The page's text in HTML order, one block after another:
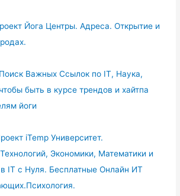
Йога Центры. Адреса. Открытие и
Важных Ссылок по IT, Наука,
быть в курсе трендов и хайтпа
йоги
iTemp Университет.
Экономики, Математики и
IT с Нуля. Бесплатные Онлайн ИТ